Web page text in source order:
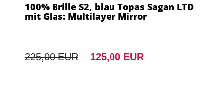
100% Brille S2, blau Topas Sagan LTD
mit Glas: Multilayer Mirror
225,00 EUR 125,00 EUR